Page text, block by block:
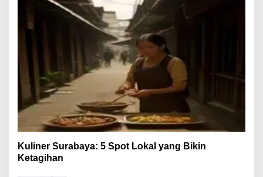
Kuliner Surabaya: 5 Spot Lokal yang Bikin
Ketagihan